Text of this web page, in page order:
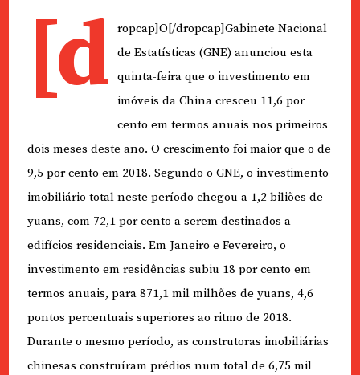
[d
ropcap]O[/dropcap]Gabinete Nacional
de Estatísticas (GNE) anunciou esta
quinta-feira que o investimento em
imóveis da China cresceu 11,6 por
cento em termos anuais nos primeiros
dois meses deste ano. O crescimento foi maior que o de
9,5 por cento em 2018. Segundo o GNE, o investimento
imobiliário total neste período chegou a 1,2 biliões de
yuans, com 72,1 por cento a serem destinados ​​a
edifícios residenciais. Em Janeiro e Fevereiro, o
investimento em residências subiu 18 por cento em
termos anuais, para 871,1 mil milhões de yuans, 4,6
pontos percentuais superiores ao ritmo de 2018.
Durante o mesmo período, as construtoras imobiliárias
chinesas construíram prédios num total de 6,75 mil